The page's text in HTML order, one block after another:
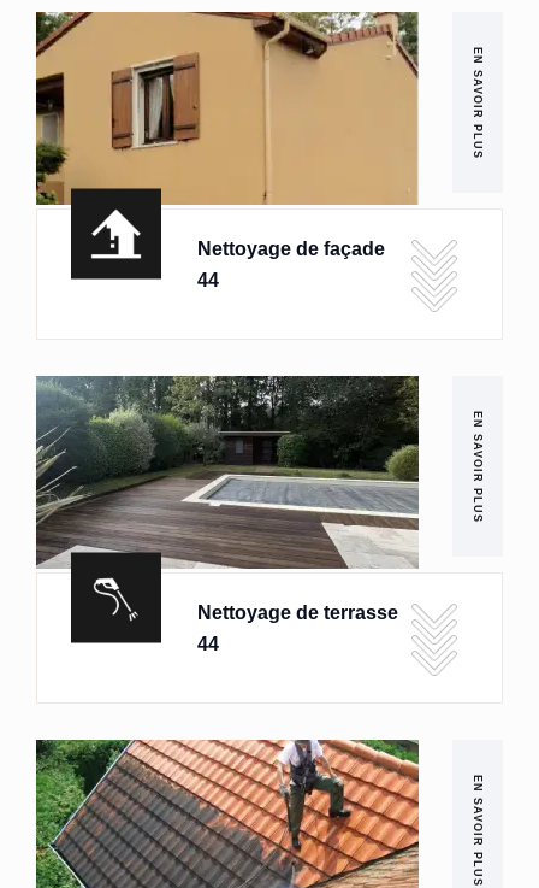
EN SAVOIR PLUS
Nettoyage de façade
44
EN SAVOIR PLUS
Nettoyage de terrasse
44
EN SAVOIR PLUS